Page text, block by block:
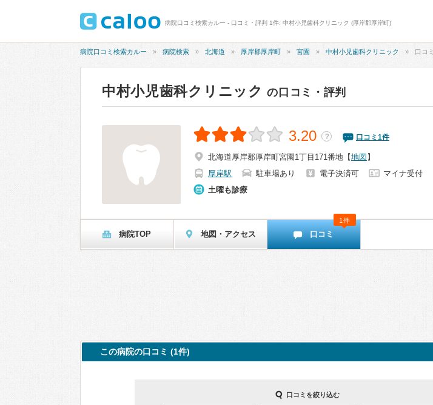
病院口コミ検索カルー - 口コミ・評判 1件: 中村小児歯科クリニック (厚岸郡厚岸町)
病院口コミ検索カルー 病院検索 北海道 厚岸郡厚岸町 宮園 中村小児歯科クリニック 口コミ
中村小児歯科クリニック の口コミ・評判
3.20 ？ 口コミ 1件
北海道厚岸郡厚岸町宮園1丁目171番地 【地図 】
厚岸駅
駐車場あり 電子決済可
マイナ受付
土曜も診療
病院TOP 地図・アクセス 口コミ
1件
この病院の口コミ (1件)
口コミを絞り込む